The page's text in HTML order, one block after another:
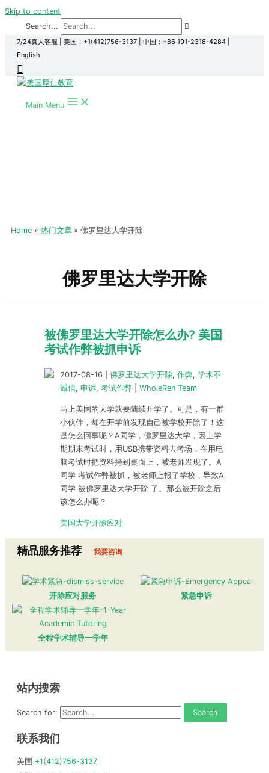
Skip to content
Search...
7/24真人客服 美国：+1(412)756-3137 中国：+86 191-2318-4284
English
Main Menu
Home 热门文章 佛罗里达大学开除
佛罗里达大学开除
被佛罗里达大学开除怎么办? 美国
考试作弊被抓申诉
2017-08-16 佛罗里达大学开除, 作弊, 学术不
诚信, 申诉, 考试作弊 WholeRen Team
马上美国的大学就要陆续开学了。可是，有一群
小伙伴，却在开学前发现自己被学校开除了！这
是怎么回事呢？A同学，佛罗里达大学，因上学
期期末考试时，用USB携带资料去考场，在用电
脑考试时把资料拷到桌面上，被老师发现了。A
同学 考试作弊被抓，被老师上报了学校，导致A
同学 被佛罗里达大学开除 了。那么被开除之后
该怎么办呢？
美国大学开除应对
精品服务推荐 我要咨询
开除应对服务 紧急申诉
全程学术辅导一学年
站内搜索
Search for:
联系我们
美国 +1(412)756-3137